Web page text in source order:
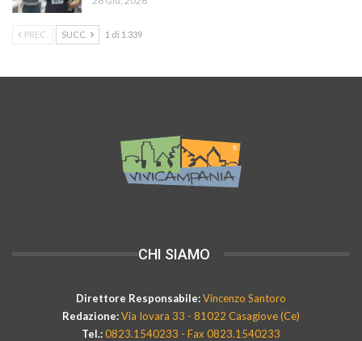
PREC. SUCC. 1 di 1.339
CHI SIAMO
Direttore Responsabile:Vincenzo Santoro
Redazione:Via Iovara 33 - 81022 Casagiove (Ce)
Tel.:0823.1540233 - Fax 0823.1540233